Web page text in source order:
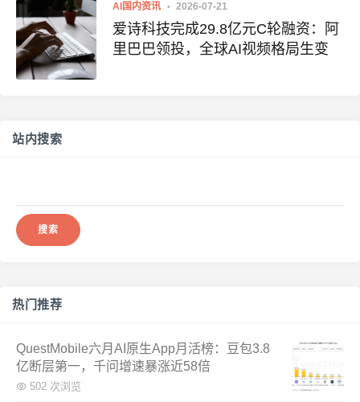
AI国内资讯 2026-07-21
爱诗科技完成29.8亿元C轮融资：阿
里巴巴领投，全球AI视频格局生变
站内搜索
热门推荐
QuestMobile六月AI原生App月活榜：豆包3.8
亿断层第一，千问增速暴涨近58倍
502 次浏览